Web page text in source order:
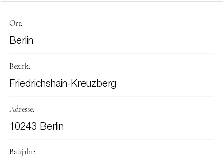
Ort:
Berlin
Bezirk:
Friedrichshain-Kreuzberg
Adresse:
10243 Berlin
Baujahr: